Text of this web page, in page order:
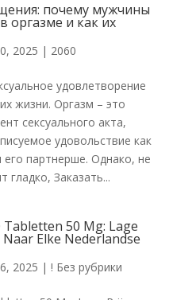
почему мужчины
оргазме и как их
2025 | 2060
удовлетворение
жизни. Оргазм – это
сексуального акта,
удовольствие как
партнерше. Однако, не
гладко, Заказать...
50 Mg: Lage
Elke Nederlandse
2025 | ! Без рубрики